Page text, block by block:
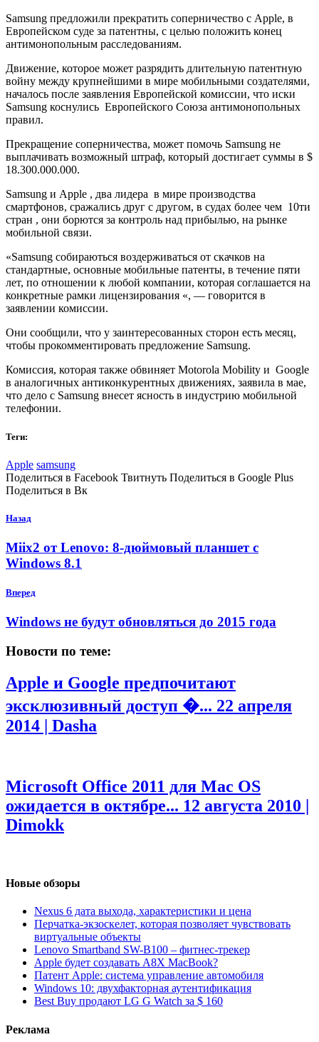
Samsung предложили прекратить соперничество с Apple, в
Европейском суде за патентны, с целью положить конец
антимонопольным расследованиям.
Движение, которое может разрядить длительную патентную
войну между крупнейшими в мире мобильными создателями,
началось после заявления Европейской комиссии, что иски
Samsung коснулись Европейского Союза антимонопольных
правил.
Прекращение соперничества, может помочь Samsung не
выплачивать возможный штраф, который достигает суммы в $
18.300.000.000.
Samsung и Apple , два лидера в мире производства
смартфонов, сражались друг с другом, в судах более чем 10ти
стран , они борются за контроль над прибылью, на рынке
мобильной связи.
«Samsung собираються воздерживаться от скачков на
стандартные, основные мобильные патенты, в течение пяти
лет, по отношении к любой компании, которая соглашается на
конкретные рамки лицензирования «, — говорится в
заявлении комиссии.
Они сообщили, что у заинтересованных сторон есть месяц,
чтобы прокомментировать предложение Samsung.
Комиссия, которая также обвиняет Motorola Mobility и Google
в аналогичных антиконкурентных движениях, заявила в мае,
что дело с Samsung внесет ясность в индустрию мобильной
телефонии.
Теги:
Apple samsung
Поделиться в Facebook Твитнуть Поделиться в Google Plus
Поделиться в Вк
Назад
Miix2 от Lenovo: 8-дюймовый планшет с
Windows 8.1
Вперед
Windows не будут обновляться до 2015 года
Новости по теме:
Apple и Google предпочитают
эксклюзивный доступ �... 22 апреля
2014 | Dasha
Microsoft Office 2011 для Mac OS
ожидается в октябре... 12 августа 2010 |
Dimokk
Новые обзоры
Nexus 6 дата выхода, характеристики и цена
Перчатка-экзоскелет, которая позволяет чувствовать
виртуальные объекты
Lenovo Smartband SW-B100 – фитнес-трекер
Apple будет создавать A8X MacBook?
Патент Apple: система управление автомобиля
Windows 10: двухфакторная аутентификация
Best Buy продают LG G Watch за $ 160
Реклама